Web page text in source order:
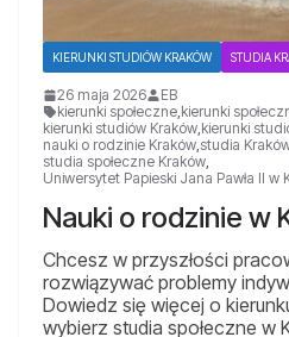
KIERUNKI STUDIÓW KRAKÓW STUDIA
26 maja 2026
EB
kierunki społeczne,kierunki
kierunki studiów Kraków,kierunki
nauki o rodzinie Kraków,studia
studia społeczne Kraków,
Uniwersytet Papieski Jana Pawła II w
Nauki o rodzinie w
Chcesz w przyszłości
rozwiązywać problemy
Dowiedz się więcej o
wybierz studia społeczne w